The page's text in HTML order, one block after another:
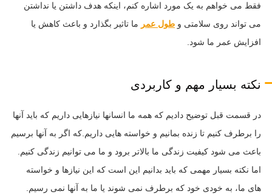
فقط می خواهم به یک مورد اشاره کنم، اینکه هدف داشتن یا نداشتن
می تواند روی سلامتی و طول عمر ما تاثیر بگذارد و باعث کاهش یا
افزایش عمر ما شود.
نکته بسیار مهم و کاربردی
در قسمت قبل توضیح دادیم که همه ما انسانها نیازهایی داریم که باید آنها
را برطرف کنیم تا زنده بمانیم و خواسته هایی داریم.که اگر به آنها برسیم
باعث می شود کیفیت زندگی ما بالاتر برود و ما می توانیم زندگی کنیم.
اما نکته بسیار مهمی که باید بدانیم این است که این نیازها و خواسته
های ما، به خودی خود که برطرف نمی شوند یا ما به آنها نمی رسیم.